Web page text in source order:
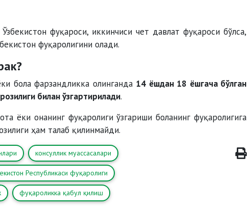
фуқароси, иккинчиси чет давлат фуқароси бўлса,
фуқаролигини олади.
бола фарзандликка олинганда 14 ёшдан 18 ёшгача бўлган
билан ўзгартирилади.
ёки онанинг фуқаролиги ўзгариши боланинг фуқаролигига
ҳам талаб қилинмайди.
консуллик муассасалари
Республикаси фуқаролиги
фуқароликка қабул қилиш